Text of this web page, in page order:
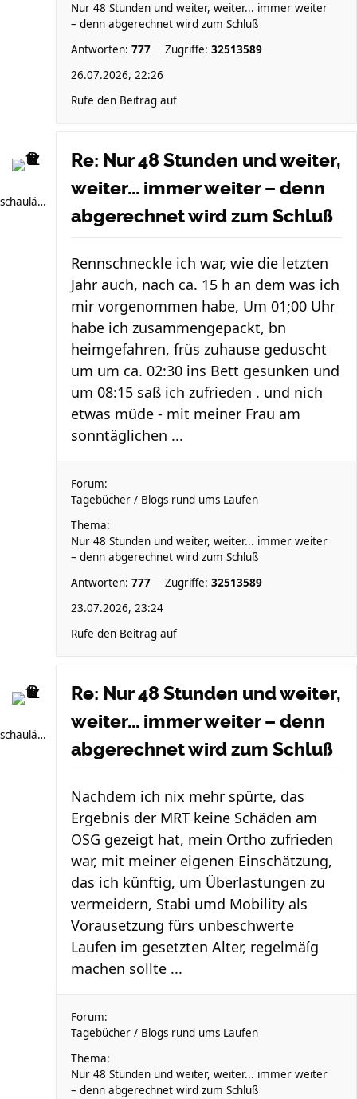
Nur 48 Stunden und weiter, weiter... immer weiter
– denn abgerechnet wird zum Schluß
Antworten: 777 Zugriffe: 32513589
26.07.2026, 22:26
Rufe den Beitrag auf
schauläufer
Re: Nur 48 Stunden und weiter,
weiter... immer weiter – denn
abgerechnet wird zum Schluß
Rennschneckle ich war, wie die letzten
Jahr auch, nach ca. 15 h an dem was ich
mir vorgenommen habe, Um 01;00 Uhr
habe ich zusammengepackt, bn
heimgefahren, früs zuhause geduscht
um um ca. 02:30 ins Bett gesunken und
um 08:15 saß ich zufrieden . und nich
etwas müde - mit meiner Frau am
sonntäglichen ...
Forum:
Tagebücher / Blogs rund ums Laufen
Thema:
Nur 48 Stunden und weiter, weiter... immer weiter
– denn abgerechnet wird zum Schluß
Antworten: 777 Zugriffe: 32513589
23.07.2026, 23:24
Rufe den Beitrag auf
schauläufer
Re: Nur 48 Stunden und weiter,
weiter... immer weiter – denn
abgerechnet wird zum Schluß
Nachdem ich nix mehr spürte, das
Ergebnis der MRT keine Schäden am
OSG gezeigt hat, mein Ortho zufrieden
war, mit meiner eigenen Einschätzung,
das ich künftig, um Überlastungen zu
vermeidern, Stabi umd Mobility als
Vorausetzung fürs unbeschwerte
Laufen im gesetzten Alter, regelmäíg
machen sollte ...
Forum:
Tagebücher / Blogs rund ums Laufen
Thema:
Nur 48 Stunden und weiter, weiter... immer weiter
– denn abgerechnet wird zum Schluß